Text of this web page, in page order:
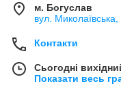
м. Богуслав
вул.
Контакти
Сьогодні
Показати весь